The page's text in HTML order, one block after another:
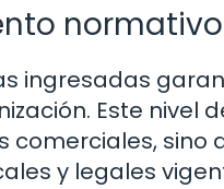
normativo
ingresadas
Este nivel
comerciales,
y legales